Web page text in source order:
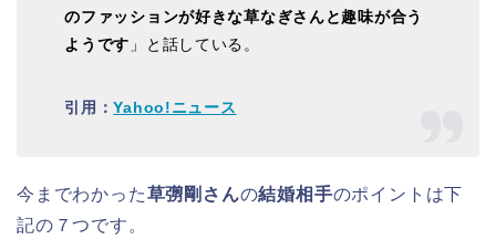
のファッションが好きな草なぎさんと趣味が合う
ようです 」と話している。
引用：Yahoo!ニュース
今までわかった草彅剛さんの結婚相手のポイントは下
記の ７つです。